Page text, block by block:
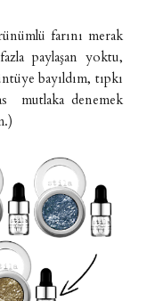
farını merak
paylaşan yoktu,
bayıldım, tıpkı
mutlaka denemek